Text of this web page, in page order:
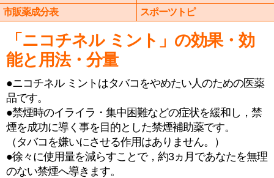
市販薬成分表
スポーツトピ
「ニコチネル ミント」の効果・効
能と用法・分量
●ニコチネル ミントはタバコをやめたい人のための医薬
品です。
●禁煙時のイライラ・集中困難などの症状を緩和し，禁
煙を成功に導く事を目的とした禁煙補助薬です。
（タバコを嫌いにさせる作用はありません。）
●徐々に使用量を減らすことで，約3ヵ月であなたを無理
のない禁煙へ導きます。